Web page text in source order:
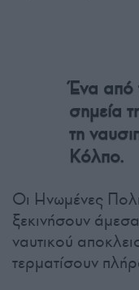
Ένα από
σημεία
τη
Κόλπο.
Οι Ηνωμένες
ξεκινήσουν
ναυτικού
τερματίσουν